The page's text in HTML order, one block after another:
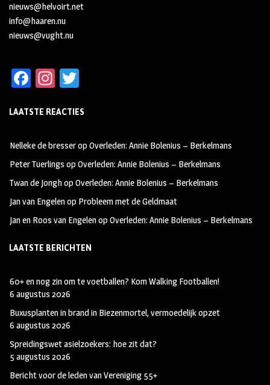
nieuws@helvoirt.net
info@haaren.nu
nieuws@vught.nu
Fa
b
oo
k
In
ag
m
tt
LAATSTE REACTIES
Nelleke de bresseropOverleden: Annie Bolenius – Berkelmans
Peter Tuerlings opOverleden: Annie Bolenius – Berkelmans
Twan de JonghopOverleden: Annie Bolenius – Berkelmans
Jan van Engelenop Probleem met de Geldmaat
Jan en Roos van EngelenopOverleden: Annie Bolenius – Berkelmans
LAATSTE BERICHTEN
60+ en nog zin om te voetballen? Kom Walking Footballen!
6 augustus 2026
Buxusplanten in brand in Biezenmortel, vermoedelijk opzet
6 augustus 2026
Spreidingswet asielzoekers: hoe zit dat?
5 augustus 2026
Bericht voor de leden van Vereniging 55+